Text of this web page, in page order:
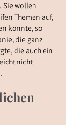
Sie wollen
Themen auf,
konnte, so
die ganz
die auch ein
nicht